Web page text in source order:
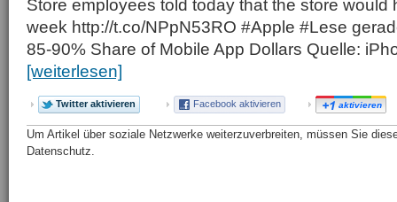
Store employees told today that the store would
week http://t.co/NPpN53RO #Apple #Lese
85-90% Share of Mobile App Dollars Quelle:
[weiterlesen]
Twitter aktivieren Facebook aktivieren aktivieren
Um Artikel über soziale Netzwerke weiterzuverbreiten, müssen Sie
Datenschutz.